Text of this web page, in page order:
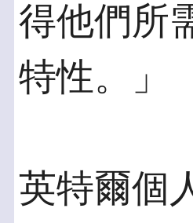
得他們所
特性。」
英特爾個